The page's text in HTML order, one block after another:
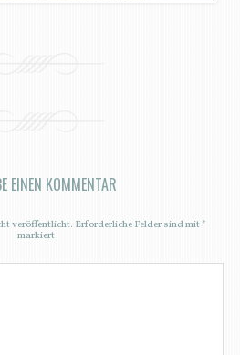
EINEN KOMMENTAR
veröffentlicht. Erforderliche Felder sind mit*
markiert